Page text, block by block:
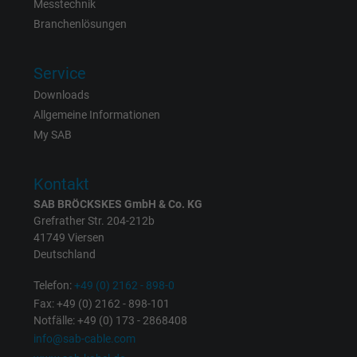
Anbieter
Zweck
Name
Laufzeit Persistent
Zweck Dies ist ein Conversion Tracking-Service.
Name NID, Google Maps
Anbieter Google LLC
Messtechnik
Branchenlösungen
Service
Downloads
Allgemeine Informationen
My SAB
Kontakt
SAB BRÖCKSKES GmbH & Co. KG
Grefrather Str. 204-212b
41749 Viersen
Deutschland
Telefon:+49 (0) 2162 - 898-0
Fax: +49 (0) 2162 - 898-101
Notfälle: +49 (0) 173 - 2868408
info@sab-cable.com